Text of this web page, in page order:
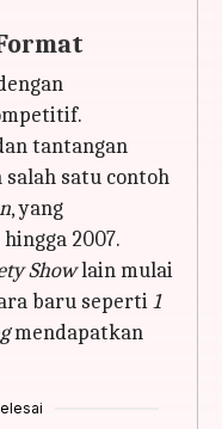
tantangan
satu contoh
, yang
2007.
Showlain mulai
baru seperti1
mendapatkan